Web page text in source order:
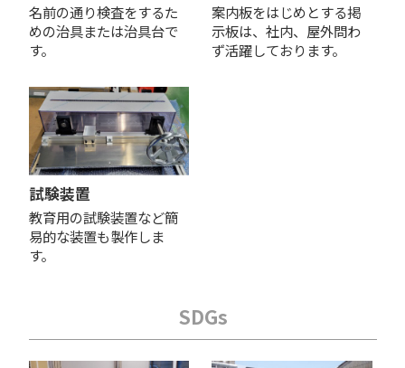
名前の通り検査をするた
めの治具または治具台で
す。
案内板をはじめとする掲
示板は、社内、屋外問わ
ず活躍しております。
試験装置
教育用の試験装置など簡
易的な装置も製作しま
す。
SDGs